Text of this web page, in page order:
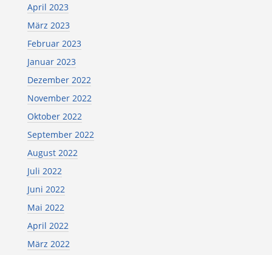
April 2023
März 2023
Februar 2023
Januar 2023
Dezember 2022
November 2022
Oktober 2022
September 2022
August 2022
Juli 2022
Juni 2022
Mai 2022
April 2022
März 2022